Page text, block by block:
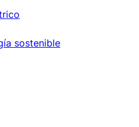
sostenible
sostenible